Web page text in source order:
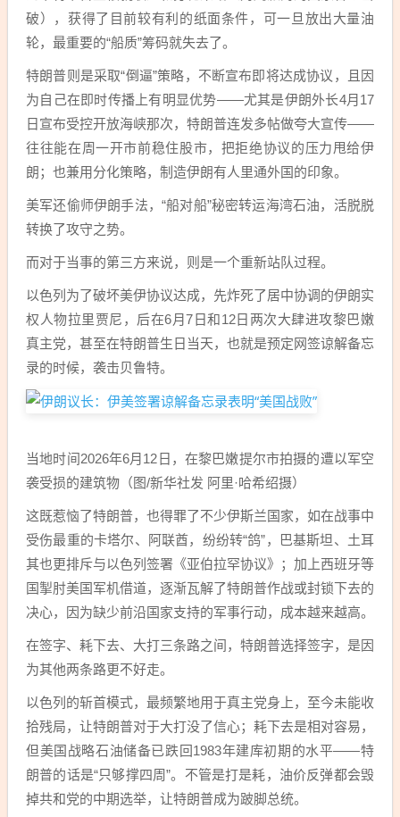
破），获得了目前较有利的纸面条件，可一旦放出大量油
轮，最重要的“船质”筹码就失去了。
特朗普则是采取“倒逼”策略，不断宣布即将达成协议，且因
为自己在即时传播上有明显优势——尤其是伊朗外长4月17
日宣布受控开放海峡那次，特朗普连发多帖做夸大宣传——
往往能在周一开市前稳住股市，把拒绝协议的压力甩给伊
朗；也兼用分化策略，制造伊朗有人里通外国的印象。
美军还偷师伊朗手法，“船对船”秘密转运海湾石油，活脱脱
转换了攻守之势。
而对于当事的第三方来说，则是一个重新站队过程。
以色列为了破坏美伊协议达成，先炸死了居中协调的伊朗实
权人物拉里贾尼，后在6月7日和12日两次大肆进攻黎巴嫩
真主党，甚至在特朗普生日当天，也就是预定网签谅解备忘
录的时候，袭击贝鲁特。
当地时间2026年6月12日，在黎巴嫩提尔市拍摄的遭以军空
袭受损的建筑物（图/新华社发 阿里·哈希绍摄）
这既惹恼了特朗普，也得罪了不少伊斯兰国家，如在战事中
受伤最重的卡塔尔、阿联酋，纷纷转“鸽”，巴基斯坦、土耳
其也更排斥与以色列签署《亚伯拉罕协议》；加上西班牙等
国掣肘美国军机借道，逐渐瓦解了特朗普作战或封锁下去的
决心，因为缺少前沿国家支持的军事行动，成本越来越高。
在签字、耗下去、大打三条路之间，特朗普选择签字，是因
为其他两条路更不好走。
以色列的斩首模式，最频繁地用于真主党身上，至今未能收
拾残局，让特朗普对于大打没了信心；耗下去是相对容易，
但美国战略石油储备已跌回1983年建库初期的水平——特
朗普的话是“只够撑四周”。不管是打是耗，油价反弹都会毁
掉共和党的中期选举，让特朗普成为跛脚总统。